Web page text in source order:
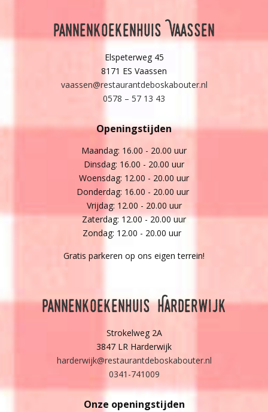
Pannenkoekenhuis Vaassen
Elspeterweg 45
8171 ES Vaassen
vaassen@restaurantdeboskabouter.nl
0578 – 57 13 43
Openingstijden
Maandag: 16.00 - 20.00 uur
Dinsdag: 16.00 - 20.00 uur
Woensdag: 12.00 - 20.00 uur
Donderdag: 16.00 - 20.00 uur
Vrijdag: 12.00 - 20.00 uur
Zaterdag: 12.00 - 20.00 uur
Zondag: 12.00 - 20.00 uur
Gratis parkeren op ons eigen terrein!
Pannenkoekenhuis Harderwijk
Strokelweg 2A
3847 LR Harderwijk
harderwijk@restaurantdeboskabouter.nl
0341-741009
Onze openingstijden